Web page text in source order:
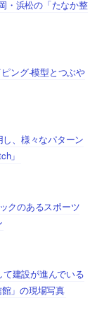
・浜松の「たなか整
ング-模型とつぶや
、様々なパターン
」
クのあるスポーツ
建設が進んでいる
」の現場写真